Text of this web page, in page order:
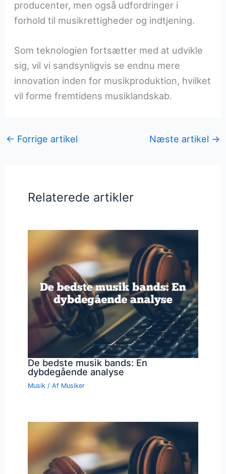
producenter, men også udfordringer i
forhold til musikrettigheder og indtjening.
Som teknologien fortsætter med at udvikle
sig, vil vi sandsynligvis se endnu mere
innovation inden for musikproduktion, hvilket
vil forme fremtidens musiklandskab.
← Forrige artikel Næste artikel →
Relaterede artikler
De bedste musik bands: En
dybdegående analyse
Musik / Af Musiker